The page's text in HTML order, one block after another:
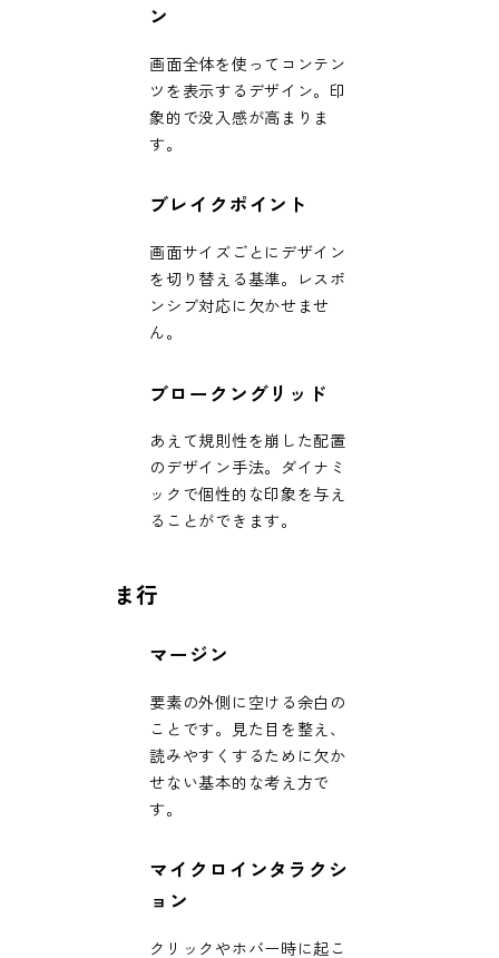
ン
画面全体を使ってコンテン
ツを表示するデザイン。印
象的で没入感が高まりま
す。
ブレイクポイント
画面サイズごとにデザイン
を切り替える基準。レスポ
ンシブ対応に欠かせませ
ん。
ブロークングリッド
あえて規則性を崩した配置
のデザイン手法。ダイナミ
ックで個性的な印象を与え
ることができます。
ま行
マージン
要素の外側に空ける余白の
ことです。見た目を整え、
読みやすくするために欠か
せない基本的な考え方で
す。
マイクロインタラクシ
ョン
クリックやホバー時に起こ